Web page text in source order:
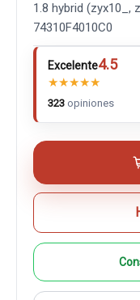
1.8 hybrid (zyx10_,
74310F4010C0
Excelente4.5
★★★★★
323 opiniones